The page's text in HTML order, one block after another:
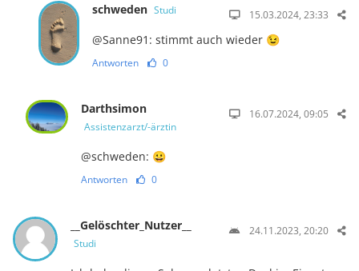
schweden Studi 15.03.2024, 23:33
@Sanne91: stimmt auch wieder 😉
Antworten 0
Darthsimon
Assistenzarzt/-ärztin
16.07.2024, 09:05
@schweden: 😀
Antworten 0
__Gelöschter_Nutzer__
Studi
24.11.2023, 20:20